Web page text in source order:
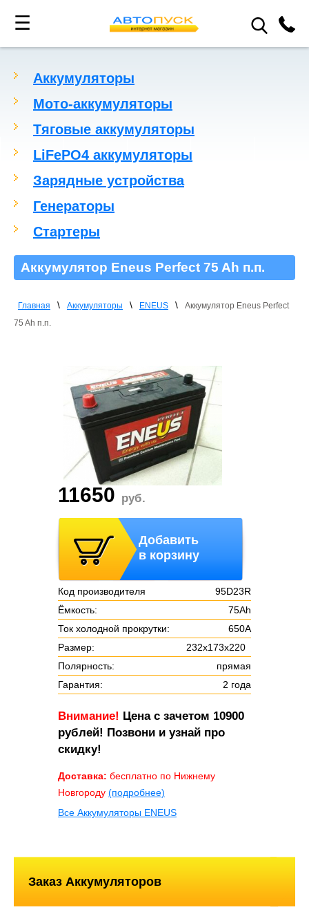
☰
Аккумуляторы
Мото-аккумуляторы
Тяговые аккумуляторы
LiFePO4 аккумуляторы
Зарядные устройства
Генераторы
Стартеры
Аккумулятор Eneus Perfect 75 Ah п.п.
Главная \ Аккумуляторы \ ENEUS \
Аккумулятор Eneus Perfect
75 Ah п.п.
11650 руб.
Добавить
в корзину
Код производителя
95D23R
Ёмкость:
75Ah
Ток холодной прокрутки:
650A
Размер:
232х173х220
Полярность:
прямая
Гарантия:
2 года
Внимание! Цена с зачетом 10900
рублей! Позвони и узнай про
скидку!
Доставка: бесплатно по Нижнему
Новгороду (подробнее)
Все Аккумуляторы ENEUS
Заказ Аккумуляторов